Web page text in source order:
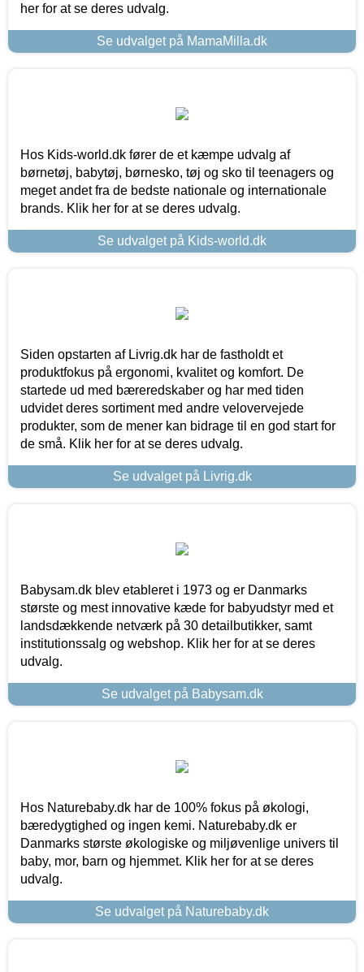
her for at se deres udvalg.
Se udvalget på MamaMilla.dk
Hos Kids-world.dk fører de et kæmpe udvalg af
børnetøj, babytøj, børnesko, tøj og sko til teenagers og
meget andet fra de bedste nationale og internationale
brands. Klik her for at se deres udvalg.
Se udvalget på Kids-world.dk
Siden opstarten af Livrig.dk har de fastholdt et
produktfokus på ergonomi, kvalitet og komfort. De
startede ud med bæreredskaber og har med tiden
udvidet deres sortiment med andre velovervejede
produkter, som de mener kan bidrage til en god start for
de små. Klik her for at se deres udvalg.
Se udvalget på Livrig.dk
Babysam.dk blev etableret i 1973 og er Danmarks
største og mest innovative kæde for babyudstyr med et
landsdækkende netværk på 30 detailbutikker, samt
institutionssalg og webshop. Klik her for at se deres
udvalg.
Se udvalget på Babysam.dk
Hos Naturebaby.dk har de 100% fokus på økologi,
bæredygtighed og ingen kemi. Naturebaby.dk er
Danmarks største økologiske og miljøvenlige univers til
baby, mor, barn og hjemmet. Klik her for at se deres
udvalg.
Se udvalget på Naturebaby.dk